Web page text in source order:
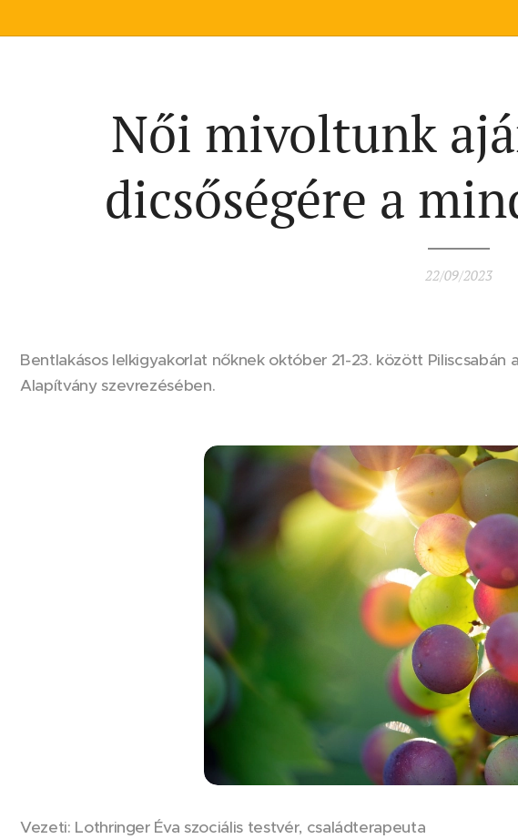
Női mivoltunk
dicsőségére a
22/09/2023
Bentlakásos lelkigyakorlat nőknek október 21-23. között Piliscsabán
Alapítvány szevrezésében.
Vezeti: Lothringer Éva szociális testvér, családterapeuta